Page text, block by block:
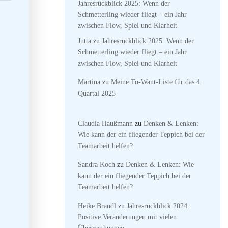
Jahresrückblick 2025: Wenn der
Schmetterling wieder fliegt – ein Jahr
zwischen Flow, Spiel und Klarheit
Jutta zu Jahresrückblick 2025: Wenn der
Schmetterling wieder fliegt – ein Jahr
zwischen Flow, Spiel und Klarheit
Martina zu Meine To-Want-Liste für das 4.
Quartal 2025
Claudia Haußmann zu Denken & Lenken:
Wie kann der ein fliegender Teppich bei der
Teamarbeit helfen?
Sandra Koch zu Denken & Lenken: Wie
kann der ein fliegender Teppich bei der
Teamarbeit helfen?
Heike Brandl zu Jahresrückblick 2024:
Positive Veränderungen mit vielen